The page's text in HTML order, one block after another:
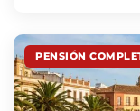
PENSIÓN